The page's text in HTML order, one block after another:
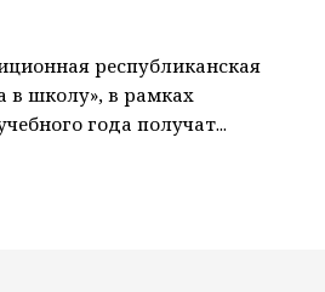
республиканская
в школу», в рамках
года получат...